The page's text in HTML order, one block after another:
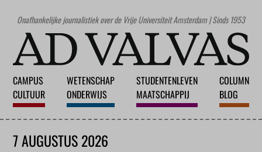
Onafhankelijke journalistiek over de Vrije Universiteit Amsterdam | Sinds 1953
CAMPUS
CULTUUR
WETENSCHAP
ONDERWIJS
STUDENTENLEVEN
MAATSCHAPPIJ
COLUMN
BLOG
7 AUGUSTUS 2026